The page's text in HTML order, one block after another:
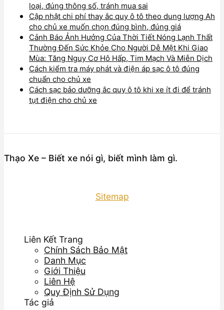
loại, đúng thông số, tránh mua sai
Cập nhật chi phí thay ắc quy ô tô theo dung lượng Ah
cho chủ xe muốn chọn đúng bình, đúng giá
Cảnh Báo Ảnh Hưởng Của Thời Tiết Nóng Lạnh Thất
Thường Đến Sức Khỏe Cho Người Dễ Mệt Khi Giao
Mùa: Tăng Nguy Cơ Hô Hấp, Tim Mạch Và Miễn Dịch
Cách kiểm tra máy phát và điện áp sạc ô tô đúng
chuẩn cho chủ xe
Cách sạc bảo dưỡng ắc quy ô tô khi xe ít đi để tránh
tụt điện cho chủ xe
Thạo Xe – Biết xe nói gì, biết mình làm gì.
Sitemap
Liên Kết Trang
Chính Sách Bảo Mật
Danh Mục
Giới Thiệu
Liên Hệ
Quy Định Sử Dụng
Tác giả